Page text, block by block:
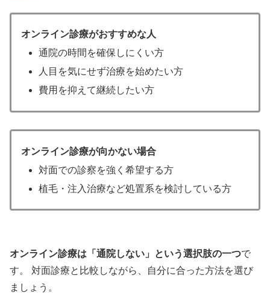
オンライン診療がおすすめな人
通院の時間を確保しにくい方
人目を気にせず治療を始めたい方
費用を抑えて継続したい方
オンライン診療が向かない場合
対面での診察を強く希望する方
植毛・注入治療など処置系を検討している方
オンライン診療は「通院しない」という選択肢の一つで
す。 対面診療と比較しながら、自分に合った方法を選び
ましょう。